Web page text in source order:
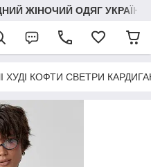
ЖІНОЧИЙ ОДЯГ УКРАЇНИ
ХУДІ КОФТИ СВЕТРИ